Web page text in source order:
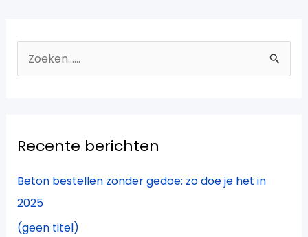
n
Recente berichten
Beton bestellen zonder gedoe: zo doe je het in
2025
(geen titel)